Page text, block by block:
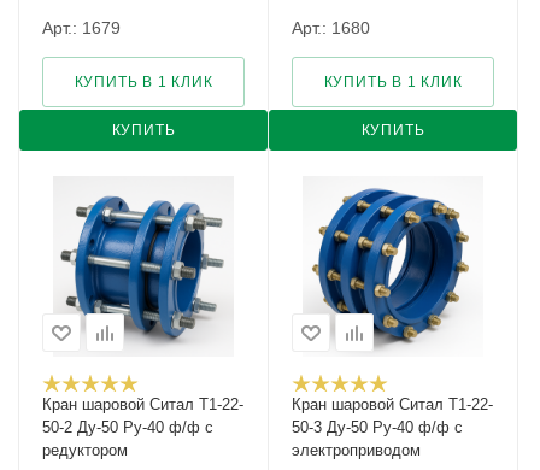
Арт.: 1679
КУПИТЬ
КУПИТЬ В 1 КЛИК
Арт.: 1680
КУПИТЬ
КУПИТЬ В 1 КЛИК
Кран шаровой Cитал T1-22-
50-2 Ду-50 Ру-40 ф/ф с
редуктором
Кран шаровой Cитал T1-22-
50-3 Ду-50 Ру-40 ф/ф с
электроприводом